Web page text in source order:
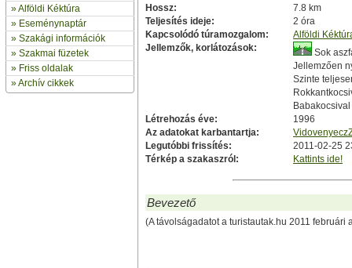
»Alföldi Kéktúra
» Eseménynaptár
» Szakági információk
» Szakmai füzetek
» Friss oldalak
»Archív cikkek
Hossz:
7.8 km
Teljesítés ideje:
2 óra
Kapcsolódó túramozgalom:
Alföldi
Jellemzők, korlátozások:
Sok
Jellemzően
Szinte
Létrehozás éve:
1996
Az adatokat karbantartja:
Legutóbbi frissítés:
2011-02-25
Térkép a szakaszról:
Kattints ide!
Bevezető
(A távolságadatot a turistautak.hu 2011 februári